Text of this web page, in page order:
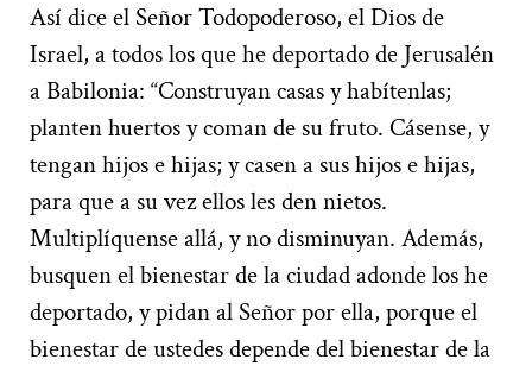
Así dice el Señor Todopoderoso, el Dios de
Israel, a todos los que he deportado de Jerusalén
a Babilonia: “Construyan casas y habítenlas;
planten huertos y coman de su fruto. Cásense, y
tengan hijos e hijas; y casen a sus hijos e hijas,
para que a su vez ellos les den nietos.
Multiplíquense allá, y no disminuyan. Además,
busquen el bienestar de la ciudad adonde los he
deportado, y pidan al Señor por ella, porque el
bienestar de ustedes depende del bienestar de la